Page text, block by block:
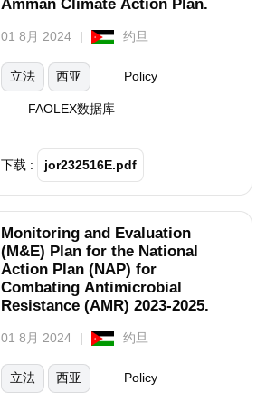
Amman Climate Action Plan.
01 8月 2024 约旦
立法 西亚 Policy
FAOLEX数据库
下载 : jor232516E.pdf
Monitoring and Evaluation
(M&E) Plan for the National
Action Plan (NAP) for
Combating Antimicrobial
Resistance (AMR) 2023-2025.
01 8月 2024 约旦
立法 西亚 Policy